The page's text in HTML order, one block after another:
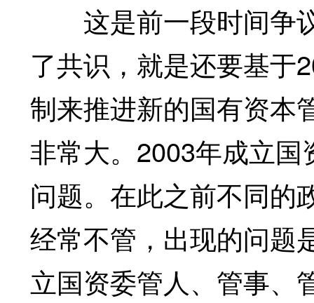
这是前一段时间争
了共识，就是还要基于
制来推进新的国有资本
非常大。2003年成立
问题。在此之前不同的
经常不管，出现的问题
立国资委管人、管事、